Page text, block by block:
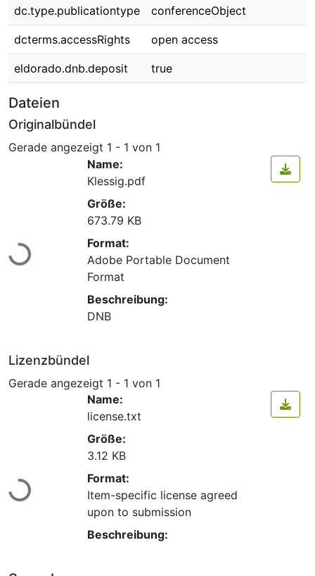
dc.type.publicationtype conferenceObject
dcterms.accessRights open access
eldorado.dnb.deposit true
Dateien
Originalbündel
Gerade angezeigt 1 - 1 von 1
Lade...
Name:
Klessig.pdf
Größe:
673.79 KB
Format:
Adobe Portable Document
Format
Beschreibung:
DNB
Lizenzbündel
Gerade angezeigt 1 - 1 von 1
Lade...
Name:
license.txt
Größe:
3.12 KB
Format:
Item-specific license agreed
upon to submission
Beschreibung: